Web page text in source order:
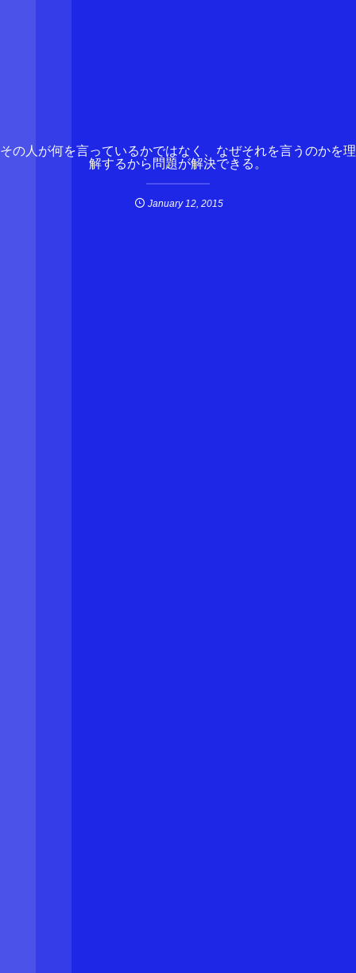
その人が何を言っているかではなく、なぜそれを言うのかを理
解するから問題が解決できる。
January 12 ,2015